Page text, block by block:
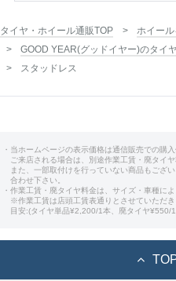
タイヤ・ホイール通販TOP
ホイー
GOOD YEAR(グッドイヤー)のタイヤ
スタッドレス
・当ホームページの表示価格は通信販売での購
ご来店される場合は、別途作業工賃・廃タイ
また、一部取付けを行っていない商品もござ
合わせ下さい。
・作業工賃・廃タイヤ料金は、サイズ・車種によ
※作業工賃は店頭工賃表通りとさせていただき
目安:(タイヤ単品¥2,200/1本、廃タイヤ¥550/